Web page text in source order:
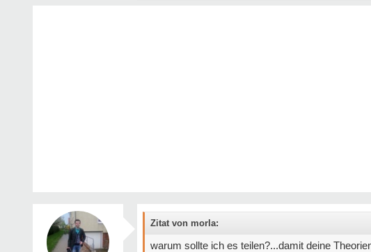
Zitat von morla:
warum sollte ich es teilen?...damit deine